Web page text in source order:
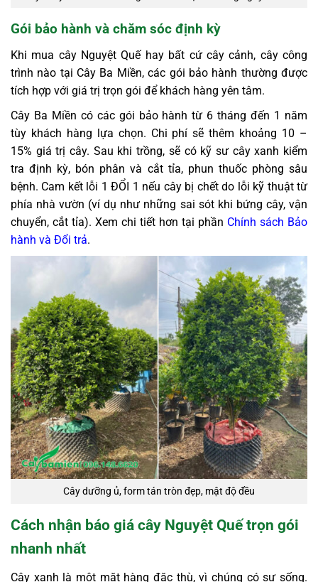
Gói bảo hành và chăm sóc định kỳ
Khi mua cây Nguyệt Quế hay bất cứ cây cảnh, cây công
trình nào tại Cây Ba Miền, các gói bảo hành thường được
tích hợp với giá trị trọn gói để khách hàng yên tâm.
Cây Ba Miền có các gói bảo hành từ 6 tháng đến 1 năm
tùy khách hàng lựa chọn. Chi phí sẽ thêm khoảng 10 –
15% giá trị cây. Sau khi trồng, sẽ có kỹ sư cây xanh kiểm
tra định kỳ, bón phân và cắt tỉa, phun thuốc phòng sâu
bệnh. Cam kết lỗi 1 ĐỔI 1 nếu cây bị chết do lỗi kỹ thuật từ
phía nhà vườn (ví dụ như những sai sót khi bứng cây, vận
chuyển, cắt tỉa). Xem chi tiết hơn tại phần Chính sách Bảo
hành và Đổi trả.
Cây dưỡng ủ, form tán tròn đẹp, mật độ đều
Cách nhận báo giá cây Nguyệt Quế trọn gói
nhanh nhất
Cây xanh là một mặt hàng đặc thù, vì chúng có sự sống.